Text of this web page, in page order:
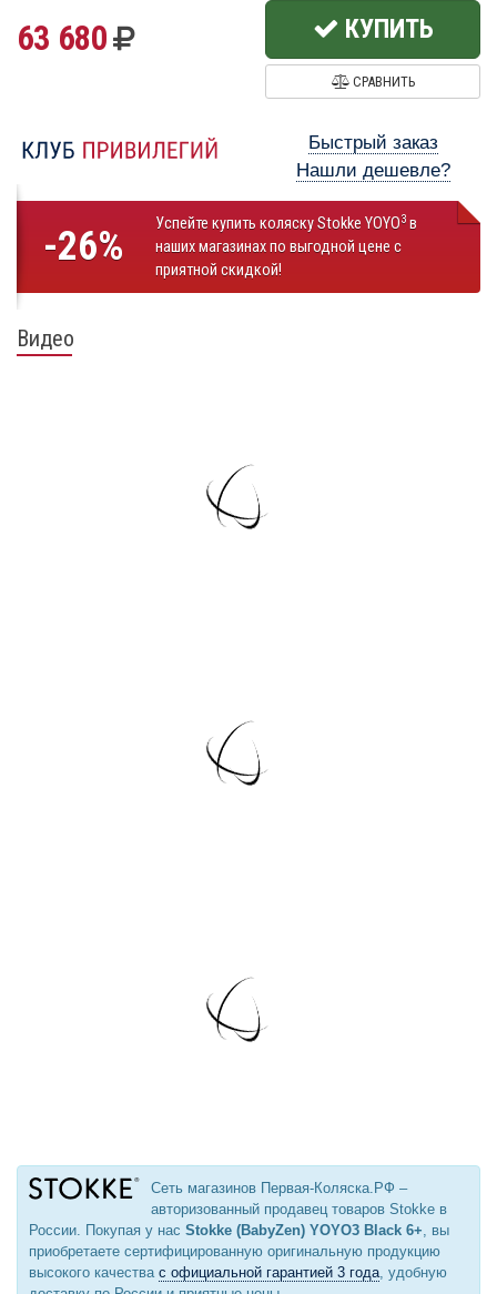
63 680 КУПИТЬ
СРАВНИТЬ
Быстрый заказ
Нашли дешевле?
-26% Успейте купить коляску Stokke YOYO3 в
наших магазинах по выгодной цене с
приятной скидкой!
Видео
Сеть магазинов Первая-Коляска.РФ –
авторизованный продавец товаров Stokke в
России. Покупая у нас Stokke (BabyZen) YOYO3 Black 6+, вы
приобретаете сертифицированную оригинальную продукцию
высокого качества с официальной гарантией 3 года, удобную